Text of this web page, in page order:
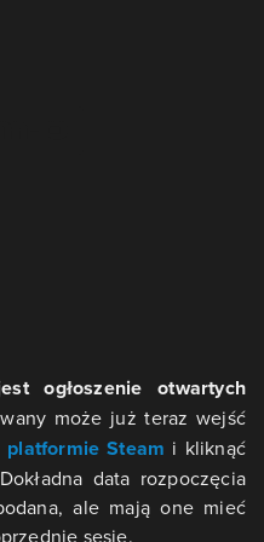
ogłoszenie otwartych
może już teraz wejść
Steam i kliknąć
data rozpoczęcia
ale mają one mieć
sesje.